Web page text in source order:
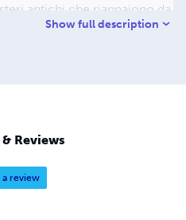
antichi che riappaiono da
mentre il percorso dei
Show full description
Reviews
a review